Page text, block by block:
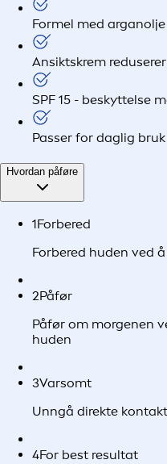
Formel med
Ansiktskrem
SPF 15 - beskyttelse
Passer for daglig bruk
Hvordan påføre
1Forbered
Forbered huden ved
2Påfør
Påfør om morgenen
huden
3Varsomt
Unngå direkte
4For best resultat